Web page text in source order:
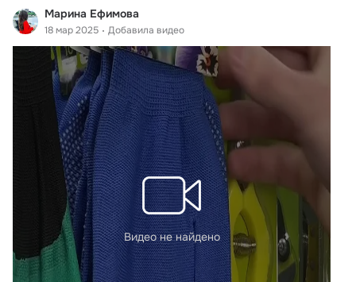
Марина Ефимова
18 мар 2025 Добавила видео
Видео не найдено
личные сообщения сообщества!